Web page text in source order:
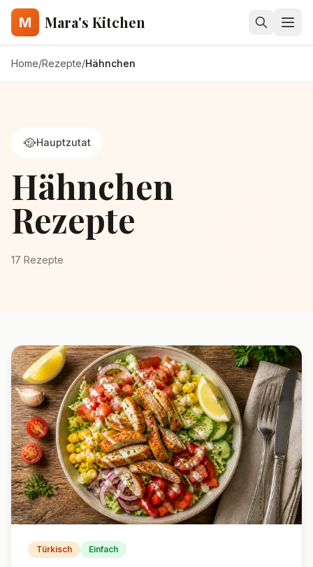
M Mara's Kitchen
Home/Rezepte/Hähnchen
🥘Hauptzutat
Hähnchen
Rezepte
17 Rezepte
Türkisch Einfach